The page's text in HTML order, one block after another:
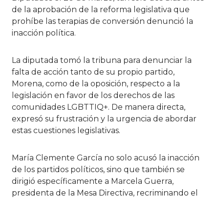
de la aprobación de la reforma legislativa que
prohíbe las terapias de conversión denunció la
inacción política.
La diputada tomó la tribuna para denunciar la
falta de acción tanto de su propio partido,
Morena, como de la oposición, respecto a la
legislación en favor de los derechos de las
comunidades LGBTTIQ+. De manera directa,
expresó su frustración y la urgencia de abordar
estas cuestiones legislativas.
María Clemente García no solo acusó la inacción
de los partidos políticos, sino que también se
dirigió específicamente a Marcela Guerra,
presidenta de la Mesa Directiva, recriminando el